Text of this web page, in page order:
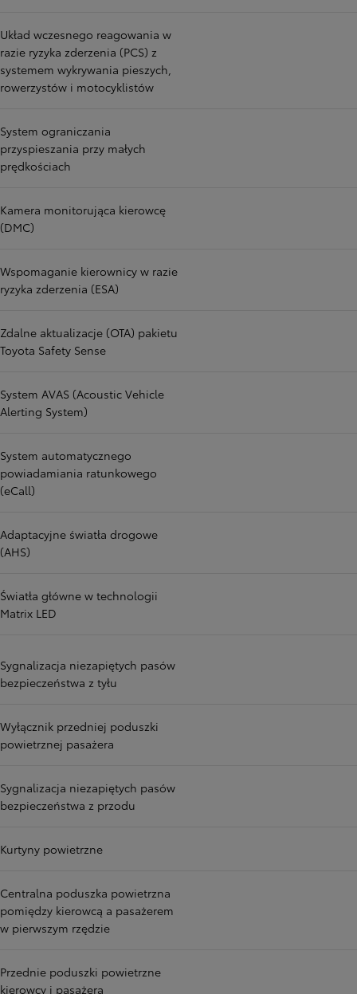
Układ wczesnego reagowania w
razie ryzyka zderzenia (PCS) z
systemem wykrywania pieszych,
rowerzystów i motocyklistów
System ograniczania
przyspieszania przy małych
prędkościach
Kamera monitorująca kierowcę
(DMC)
Wspomaganie kierownicy w razie
ryzyka zderzenia (ESA)
Zdalne aktualizacje (OTA) pakietu
Toyota Safety Sense
System AVAS (Acoustic Vehicle
Alerting System)
System automatycznego
powiadamiania ratunkowego
(eCall)
Adaptacyjne światła drogowe
(AHS)
Światła główne w technologii
Matrix LED
Sygnalizacja niezapiętych pasów
bezpieczeństwa z tyłu
Wyłącznik przedniej poduszki
powietrznej pasażera
Sygnalizacja niezapiętych pasów
bezpieczeństwa z przodu
Kurtyny powietrzne
Centralna poduszka powietrzna
pomiędzy kierowcą a pasażerem
w pierwszym rzędzie
Przednie poduszki powietrzne
kierowcy i pasażera